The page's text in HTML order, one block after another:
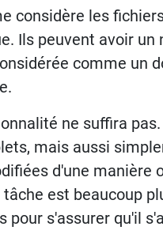
considère les
Ils peuvent avoir un
comme un
ne suffira pas.
mais aussi
d'une manière
est beaucoup
pour s'assurer qu'il